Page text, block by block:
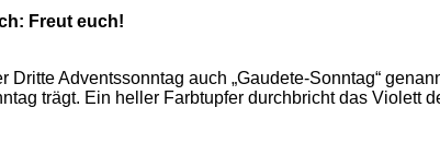
Freut euch!
Adventssonntag auch „Gaudete-Sonntag“
trägt. Ein heller Farbtupfer durchbricht das Violett